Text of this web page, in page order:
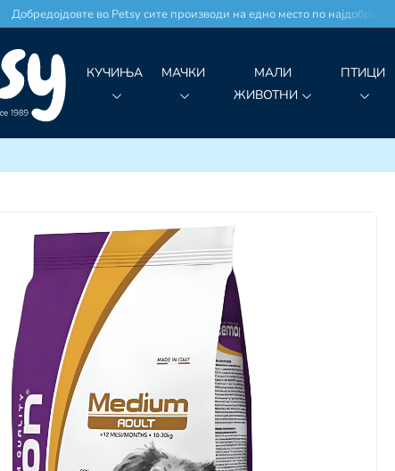
Добредојдовте во Petsy сите производи на едно место по најдобри цени!
КУЧИЊА МАЧКИ
МАЛИ
ЖИВОТНИ
ПТИЦИ